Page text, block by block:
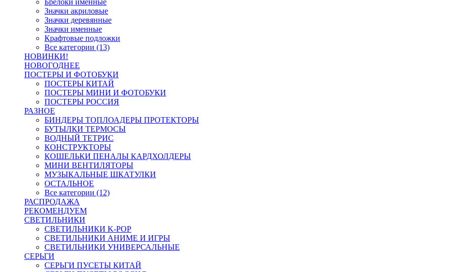
Брелоки именные
Значки акриловые
Значки деревянные
Значки именные
Крафтовые подложки
Все категории (13)
НОВИНКИ!
НОВОГОДНЕЕ
ПОСТЕРЫ И ФОТОБУКИ
ПОСТЕРЫ КИТАЙ
ПОСТЕРЫ МИНИ И ФОТОБУКИ
ПОСТЕРЫ РОССИЯ
РАЗНОЕ
БИНДЕРЫ ТОПЛОАДЕРЫ ПРОТЕКТОРЫ
БУТЫЛКИ ТЕРМОСЫ
ВОДНЫЙ ТЕТРИС
КОНСТРУКТОРЫ
КОШЕЛЬКИ ПЕНАЛЫ КАРДХОЛДЕРЫ
МИНИ ВЕНТИЛЯТОРЫ
МУЗЫКАЛЬНЫЕ ШКАТУЛКИ
ОСТАЛЬНОЕ
Все категории (12)
РАСПРОДАЖА
РЕКОМЕНДУЕМ
СВЕТИЛЬНИКИ
СВЕТИЛЬНИКИ K-POP
СВЕТИЛЬНИКИ АНИМЕ И ИГРЫ
СВЕТИЛЬНИКИ УНИВЕРСАЛЬНЫЕ
СЕРЬГИ
СЕРЬГИ ПУСЕТЫ КИТАЙ